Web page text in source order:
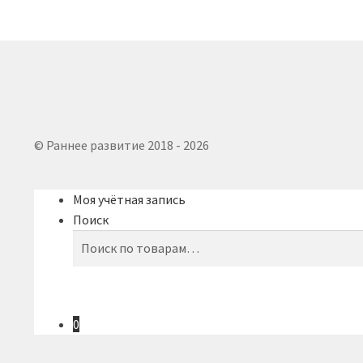
© Раннее развитие 2018 - 2026
Моя учётная запись
Поиск
0